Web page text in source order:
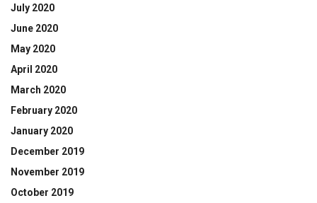
July 2020
June 2020
May 2020
April 2020
March 2020
February 2020
January 2020
December 2019
November 2019
October 2019